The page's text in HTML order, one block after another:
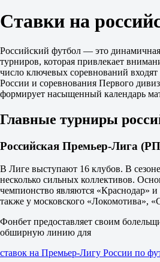
Тотал
Б
2.5
1.80
2.00
Обе забьют
Да
1.78
Нет
2.00
Б
0.5
1.10
5.60
ИТ 2
М
0.5
2.35
Ставки на
Российский футбол — это
турниров, которая привлекает
число ключевых соревнований
России и соревнования Первого
формирует насыщенный календарь
Главные турниры
Российская Премьер-Лига
В Лиге выступают 16 клубов. В сезоне
несколько сильных коллективов.
чемпионство являются «Краснодар»
также у московского «Локомотива»,
Фонбет предоставляет своим
обширную линию для
ставок на Премьер-Лигу России по